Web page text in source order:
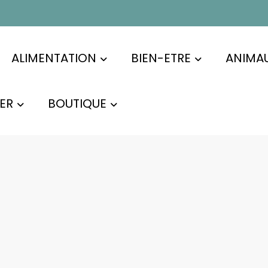
ALIMENTATION BIEN-ETRE
BOUTIQUE